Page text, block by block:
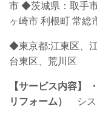
市 ◆茨城県：取手
ヶ崎市 利根町 常総
◆東京都:江東区、
台東区、荒川区
【サービス内容】
リフォーム）
シ